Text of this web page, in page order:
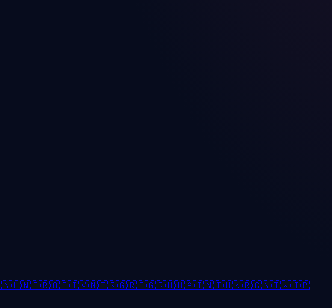
🇳🇱🇳🇴🇷🇴🇫🇮🇻🇳🇹🇷🇬🇷🇧🇬🇷🇺🇺🇦🇮🇳🇹🇭🇰🇷🇨🇳🇹🇼🇯🇵